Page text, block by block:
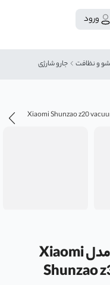
ورود
و نظافت جارو شارژی
جارو شارژی شیائومی مدل Xiaomi
Shunzao